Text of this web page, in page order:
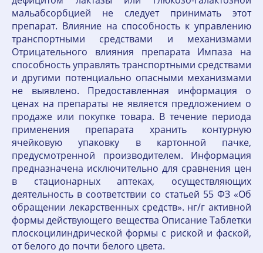
мальабсорбцией не следует принимать этот
препарат. Влияние на способность к управлению
транспортными средствами и механизмами
Отрицательного влияния препарата Импаза на
способность управлять транспортными средствами
и другими потенциально опасными механизмами
не выявлено. Предоставленная информация о
ценах на препараты не является предложением о
продаже или покупке товара. В течение периода
применения препарата хранить контурную
ячейковую упаковку в картонной пачке,
предусмотренной производителем. Информация
предназначена исключительно для сравнения цен
в стационарных аптеках, осуществляющих
деятельность в соответствии со статьей 55 ФЗ «Об
обращении лекарственных средств». нг/г активной
формы действующего вещества Описание Таблетки
плоскоцилиндрической формы с риской и фаской,
от белого до почти белого цвета.